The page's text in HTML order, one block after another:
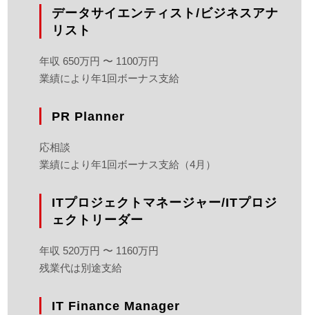
データサイエンティスト/ビジネスアナ
リスト
年収 650万円 〜 1100万円
業績により年1回ボーナス支給
PR Planner
応相談
業績により年1回ボーナス支給（4月）
ITプロジェクトマネージャー/ITプロジ
ェクトリーダー
年収 520万円 〜 1160万円
残業代は別途支給
IT Finance Manager